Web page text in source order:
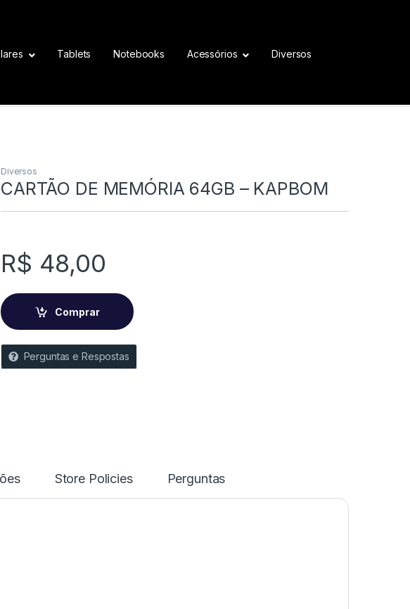
Tablets Notebooks Acessórios Diversos
Diversos
CARTÃO DE MEMÓRIA 64GB – KAPBOM
R$ 48,00
Comprar
Perguntas e Respostas
Store Policies Perguntas